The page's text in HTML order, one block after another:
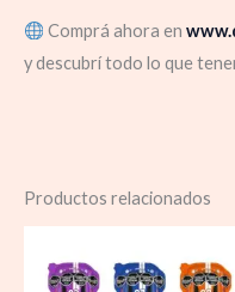
Comprá ahora en
y descubrí todo lo que
Productos relacionados